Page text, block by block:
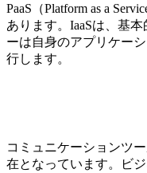
PaaS（Platform as a
あります。IaaSは、基
ーは自身のアプリケー
行します。
コミュニケーションツ
在となっています。ビ